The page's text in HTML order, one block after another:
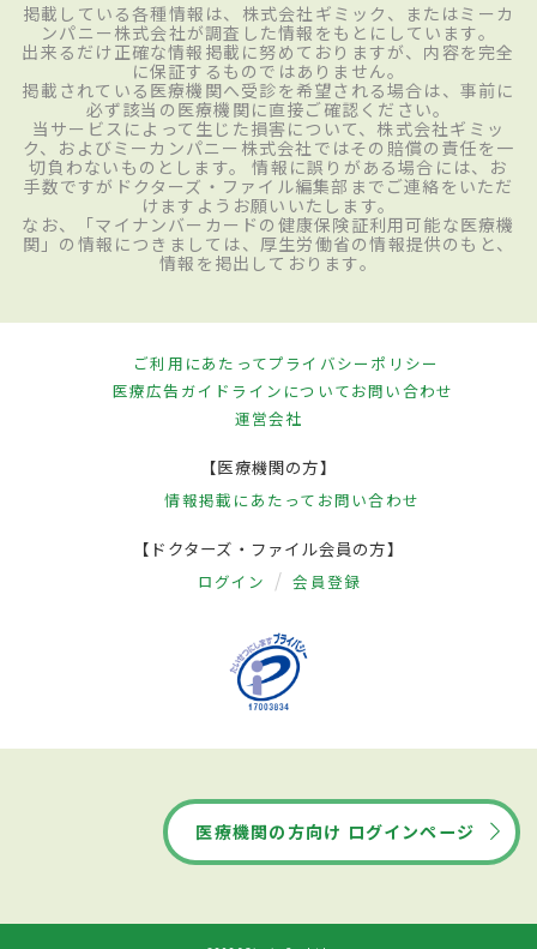
掲載している各種情報は、株式会社ギミック、またはミーカ
ンパニー株式会社が調査した情報をもとにしています。
出来るだけ正確な情報掲載に努めておりますが、内容を完全
に保証するものではありません。
掲載されている医療機関へ受診を希望される場合は、事前に
必ず該当の医療機関に直接ご確認ください。
当サービスによって生じた損害について、株式会社ギミッ
ク、およびミーカンパニー株式会社ではその賠償の責任を一
切負わないものとします。 情報に誤りがある場合には、お
手数ですがドクターズ・ファイル編集部までご連絡をいただ
けますようお願いいたします。
なお、「マイナンバーカードの健康保険証利用可能な医療機
関」の情報につきましては、厚生労働省の情報提供のもと、
情報を掲出しております。
ご利用にあたってプライバシーポリシー
医療広告ガイドラインについてお問い合わせ
運営会社
【医療機関の方】
情報掲載にあたって お問い合わせ
【ドクターズ・ファイル会員の方】
ログイン 会員登録
医療機関の方向け ログインページ